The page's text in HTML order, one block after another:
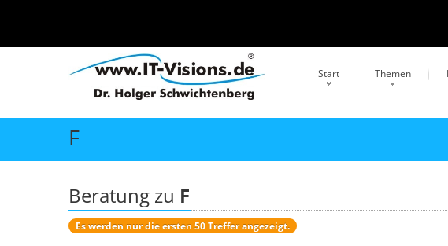
Start Themen
F
Beratung zu F
Es werden nur die ersten 50 Treffer angezeigt.